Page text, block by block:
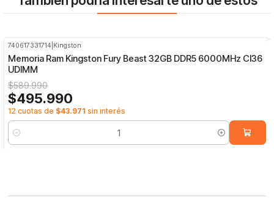
740617331714 Kingston
Memoria Ram Kingston Fury Beast 32GB DDR5 6000MHz Cl36
UDIMM
$589.990
$495.990
12 cuotas de $43.971 sin interés
Cantidad